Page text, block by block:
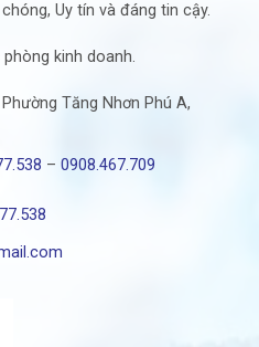
Uy tín và đáng tin cậy.
kinh doanh.
Tăng Nhơn Phú A,
– 0908.467.709